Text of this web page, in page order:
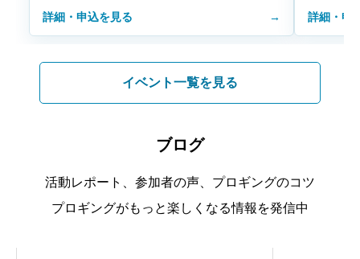
詳細・申込を見る → 詳細・申
イベント一覧を見る
ブログ
活動レポート、参加者の声、プロギングのコツ
プロギングがもっと楽しくなる情報を発信中